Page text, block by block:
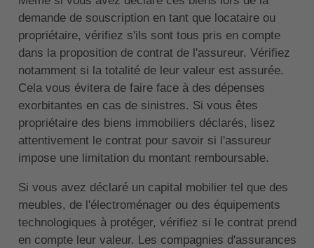
demande de souscription en tant que locataire ou
propriétaire, vérifiez s'ils sont tous pris en compte
dans la proposition de contrat de l'assureur. Vérifiez
notamment si la totalité de leur valeur est assurée.
Cela vous évitera de faire face à des dépenses
exorbitantes en cas de sinistres. Si vous êtes
propriétaire des biens immobiliers déclarés, lisez
attentivement le contrat pour savoir si l'assureur
impose une limitation du montant remboursable.
Si vous avez déclaré un capital mobilier tel que des
meubles, de l'électroménager ou des équipements
technologiques à protéger, vérifiez si le contrat prend
en compte leur valeur. Les compagnies d'assurances